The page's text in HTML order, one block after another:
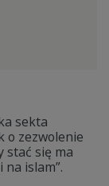
sekta
o zezwolenie
stać się ma
islam”.